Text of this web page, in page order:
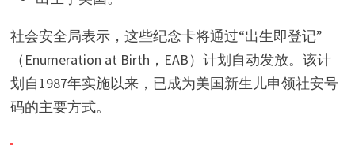
社会安全局表示，这些纪念卡将通过“出生即登记”
（Enumeration at Birth，EAB）计划自动发放。该计
划自1987年实施以来，已成为美国新生儿申领社安号
码的主要方式。